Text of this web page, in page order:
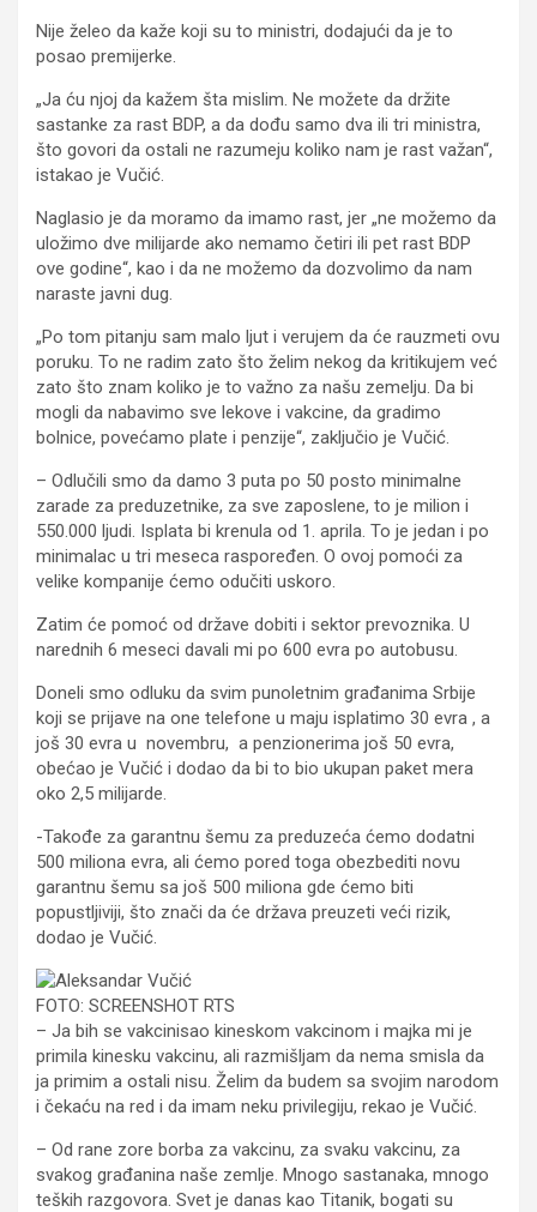
Nije želeo da kaže koji su to ministri, dodajući da je to
posao premijerke.
„Ja ću njoj da kažem šta mislim. Ne možete da držite
sastanke za rast BDP, a da dođu samo dva ili tri ministra,
što govori da ostali ne razumeju koliko nam je rast važan“,
istakao je Vučić.
Naglasio je da moramo da imamo rast, jer „ne možemo da
uložimo dve milijarde ako nemamo četiri ili pet rast BDP
ove godine“, kao i da ne možemo da dozvolimo da nam
naraste javni dug.
„Po tom pitanju sam malo ljut i verujem da će rauzmeti ovu
poruku. To ne radim zato što želim nekog da kritikujem već
zato što znam koliko je to važno za našu zemelju. Da bi
mogli da nabavimo sve lekove i vakcine, da gradimo
bolnice, povećamo plate i penzije“, zaključio je Vučić.
– Odlučili smo da damo 3 puta po 50 posto minimalne
zarade za preduzetnike, za sve zaposlene, to je milion i
550.000 ljudi. Isplata bi krenula od 1. aprila. To je jedan i po
minimalac u tri meseca raspoređen. O ovoj pomoći za
velike kompanije ćemo odučiti uskoro.
Zatim će pomoć od države dobiti i sektor prevoznika. U
narednih 6 meseci davali mi po 600 evra po autobusu.
Doneli smo odluku da svim punoletnim građanima Srbije
koji se prijave na one telefone u maju isplatimo 30 evra , a
još 30 evra u novembru, a penzionerima još 50 evra,
obećao je Vučić i dodao da bi to bio ukupan paket mera
oko 2,5 milijarde.
-Takođe za garantnu šemu za preduzeća ćemo dodatni
500 miliona evra, ali ćemo pored toga obezbediti novu
garantnu šemu sa još 500 miliona gde ćemo biti
popustljiviji, što znači da će država preuzeti veći rizik,
dodao je Vučić.
FOTO: SCREENSHOT RTS
– Ja bih se vakcinisao kineskom vakcinom i majka mi je
primila kinesku vakcinu, ali razmišljam da nema smisla da
ja primim a ostali nisu. Želim da budem sa svojim narodom
i čekaću na red i da imam neku privilegiju, rekao je Vučić.
– Od rane zore borba za vakcinu, za svaku vakcinu, za
svakog građanina naše zemlje. Mnogo sastanaka, mnogo
teških razgovora. Svet je danas kao Titanik, bogati su